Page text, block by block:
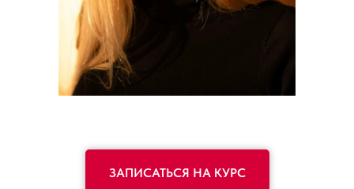
ЗАПИСАТЬСЯ НА КУРС